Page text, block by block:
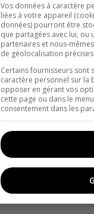
Vos données à caractère
liées à votre appareil
données) pourront être
que partagées avec lui, ou
partenaires et nous-
de géolocalisation
Certains fournisseurs sont
caractère personnel sur la
opposer en gérant vos
cette page ou dans le
consentement dans les